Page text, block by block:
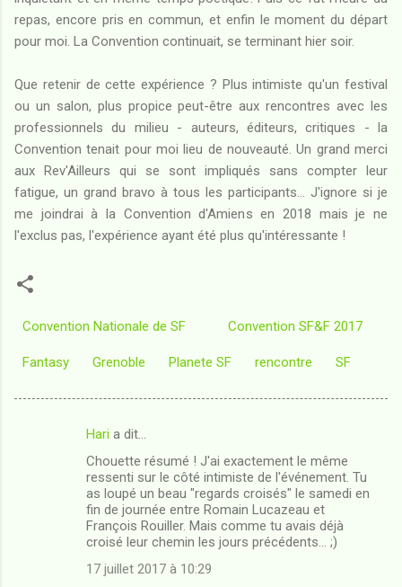
repas, encore pris en commun, et enfin le moment du départ
pour moi. La Convention continuait, se terminant hier soir.
Que retenir de cette expérience ? Plus intimiste qu'un festival
ou un salon, plus propice peut-être aux rencontres avec les
professionnels du milieu - auteurs, éditeurs, critiques - la
Convention tenait pour moi lieu de nouveauté. Un grand merci
aux Rev'Ailleurs qui se sont impliqués sans compter leur
fatigue, un grand bravo à tous les participants... J'ignore si je
me joindrai à la Convention d'Amiens en 2018 mais je ne
l'exclus pas, l'expérience ayant été plus qu'intéressante !
Convention Nationale de SF Convention SF&F 2017
Fantasy Grenoble Planete SF rencontre SF
Hari a dit…
Chouette résumé ! J'ai exactement le même
ressenti sur le côté intimiste de l'événement. Tu
as loupé un beau "regards croisés" le samedi en
fin de journée entre Romain Lucazeau et
François Rouiller. Mais comme tu avais déjà
croisé leur chemin les jours précédents… ;)
17 juillet 2017 à 10:29